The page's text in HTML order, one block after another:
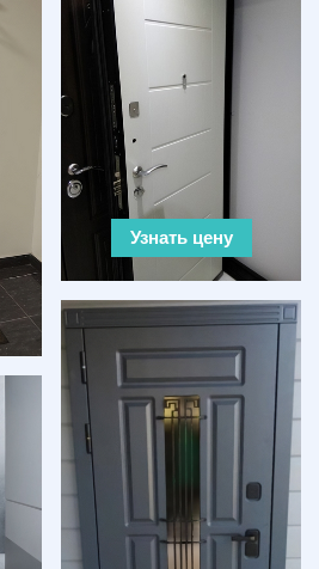
Узнать цену